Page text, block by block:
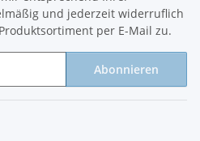
und jederzeit widerruflich
per E-Mail zu.
Abonnieren